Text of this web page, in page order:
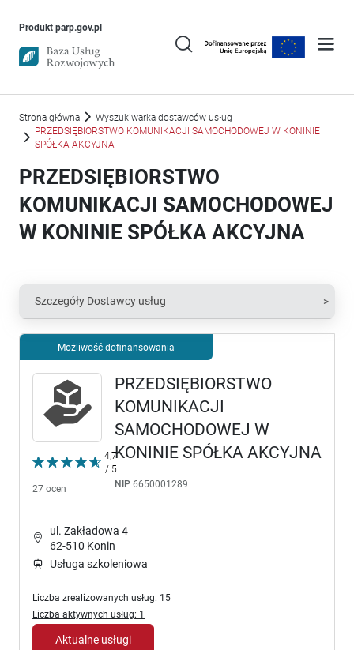
Produkt parp.gov.plUwaga, link otworzy się w nowym oknie
Strona główna
Wyszukiwarka dostawców usług
PRZEDSIĘBIORSTWO KOMUNIKACJI SAMOCHODOWEJ W KONINIE
SPÓŁKA AKCYJNA
PRZEDSIĘBIORSTWO
KOMUNIKACJI SAMOCHODOWEJ
W KONINIE SPÓŁKA AKCYJNA
Możliwość dofinansowania
4,7
/ 5
27 ocen
PRZEDSIĘBIORSTWO
KOMUNIKACJI
SAMOCHODOWEJ W
KONINIE SPÓŁKA AKCYJNA
NIP 6650001289
ul. Zakładowa 4
62-510 Konin
Usługa szkoleniowa
Liczba zrealizowanych usług: 15
Liczba aktywnych usług: 1
Aktualne usługi
Szczegóły Dostawcy usług